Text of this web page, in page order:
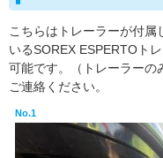
こちらはトレーラーが付
いるSOREX ESPERTOト
可能です。（トレーラーの
ご連絡ください。
No.1